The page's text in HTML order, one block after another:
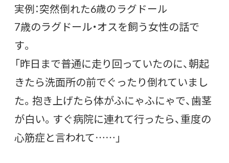
実例：突然倒れた6歳のラグドール
7歳のラグドール・オスを飼う女性の話で
す。
「昨日まで普通に走り回っていたのに、朝起
きたら洗面所の前でぐったり倒れていまし
た。抱き上げたら体がふにゃふにゃで、歯茎
が白い。すぐ病院に連れて行ったら、重度の
心筋症と言われて……」